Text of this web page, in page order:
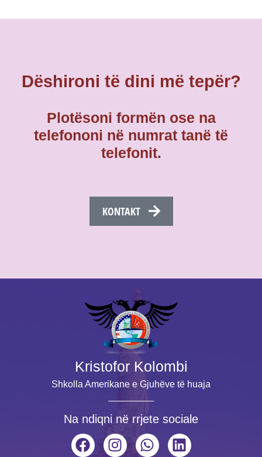
Dëshironi të dini më tepër?
Plotësoni formën ose na
telefononi në numrat tanë të
telefonit.
KONTAKT
Kristofor Kolombi
Shkolla Amerikane e Gjuhëve të huaja
Na ndiqni në rrjete sociale